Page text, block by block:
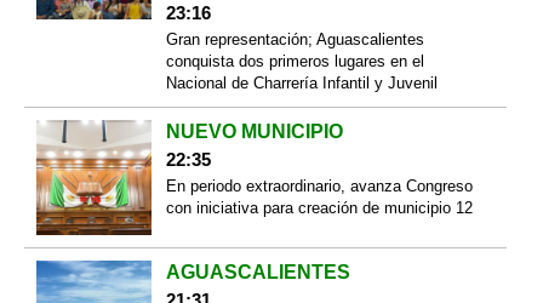
23:16
Gran representación; Aguascalientes
conquista dos primeros lugares en el
Nacional de Charrería Infantil y Juvenil
NUEVO MUNICIPIO
22:35
En periodo extraordinario, avanza Congreso
con iniciativa para creación de municipio 12
AGUASCALIENTES